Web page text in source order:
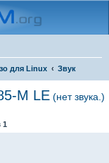
для Linux Звук
M LE (нет звука.)
1